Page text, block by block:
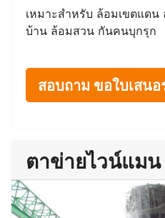
เหมาะสำหรับ ล้อมเขตแด
บ้าน ล้อมสวน กันคนบุกรุก
สอบถาม ขอใบเสนอ
ตาข่ายไวน์แม